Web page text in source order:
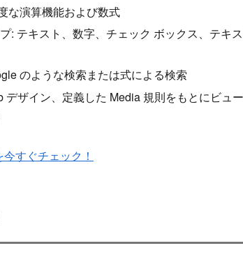
な演算機能および数式
: テキスト、数字、チェック ボックス、テキ
のような検索または式による検索
デザイン、定義した Media 規則をもとにビュ
すぐチェック！